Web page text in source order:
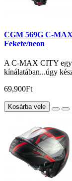
CGM 569G C-
Fekete/neon
A C-MAX CITY egy
kínálatában...úgy
69,900Ft
Kosárba vele